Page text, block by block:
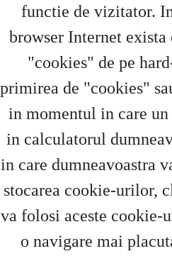
functie de vizitator.
browser Internet exista
"cookies" de pe
primirea de "cookies"
in momentul in care
in calculatorul
in care dumneavoastra
stocarea cookie-urilor,
va folosi aceste cookie-
o navigare mai